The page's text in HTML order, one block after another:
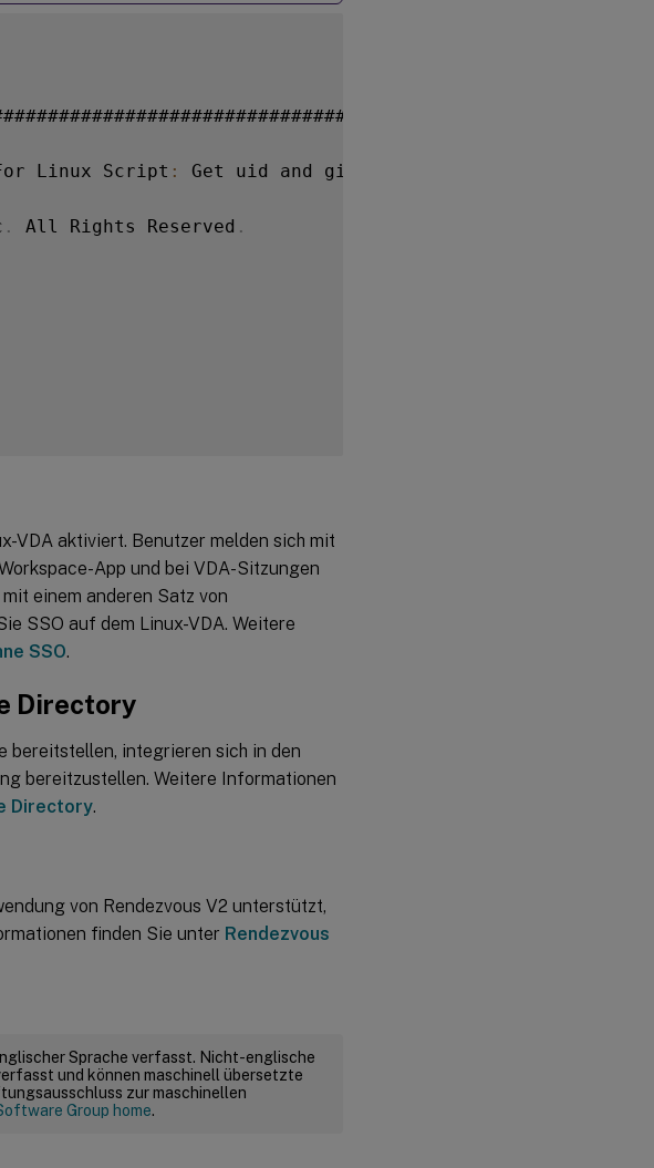
Linux Script : Get uid and gid
. All Rights Reserved .
VDA aktiviert. Benutzer melden sich mit
App und bei VDA-Sitzungen
einem anderen Satz von
SSO auf dem Linux-VDA. Weitere
SSO.
Directory
bereitstellen, integrieren sich in den
bereitzustellen. Weitere Informationen
Directory.
von Rendezvous V2 unterstützt,
finden Sie unter Rendezvous
Sprache verfasst. Nicht-englische
und können maschinell übersetzte
zur maschinellen
Group home.